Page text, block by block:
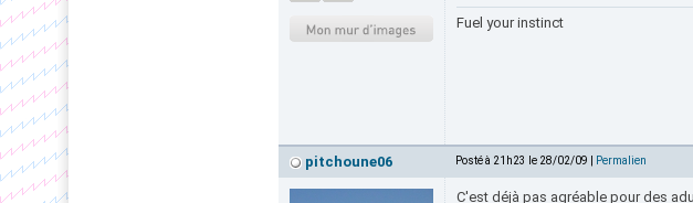
Fuel your instinct
pitchoune06 Posté à 21h23 le 28/02/09 | Permalien
C'est déjà pas agréable pour des